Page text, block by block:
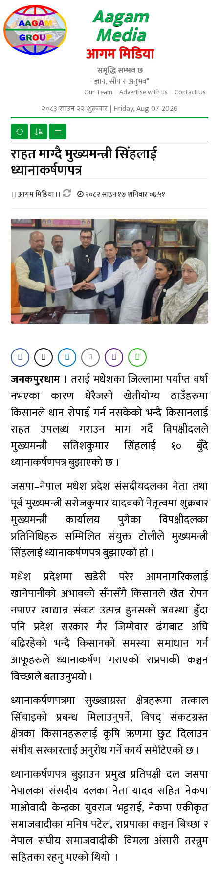
Aagam
Media
आगम मिडिया
समृद्धि सम्भव छ
"ज्ञान, सीप र अनुभव"
Our Team Advertise with us Contact Us
२०८३ साउन २२ शुक्रवार| Friday, Aug 07 2026
राहत माग्दै मुख्यमन्त्री सिंहलाई
ध्यानाकर्षणपत्र
।। आगम मिडिया ।। २०८२ साउन १७ शनिवार ०६:५१
जनकपुरधाम । तराई मधेशका जिल्लामा पर्याप्त वर्षा
नभएका कारण धेरैजसो खेतीयोग्य ठाउँहरुमा
किसानले धान रोपाइँ गर्न नसकेको भन्दै किसानलाई
राहत उपलब्ध गराउन माग गर्दै विपक्षीदलले
मुख्यमन्त्री सतिशकुमार सिंहलाई १० बुँदे
ध्यानाकर्षणपत्र बुझाएको छ ।
जसपा–नेपाल मधेश प्रदेश संसदीयदलका नेता तथा
पूर्व मुख्यमन्त्री सरोजकुमार यादवको नेतृत्वमा शुक्रबार
मुख्यमन्त्री कार्यालय पुगेका विपक्षीदलका
प्रतिनिधिहरु सम्मिलित संयुक्त टोलीले मुख्यमन्त्री
सिंहलाई ध्यानाकर्षणपत्र बुझाएको हो ।
मधेश प्रदेशमा खडेरी परेर आमनागरिकलाई
खानेपानीको अभावको सँगसँगै किसानले खेत रोपन
नपाएर खाद्यान्न संकट उत्पन्न हुनसक्ने अवस्था हुँदा
पनि प्रदेश सरकार गैर जिम्मेवार ढंगबाट अघि
बढिरहेको भन्दै किसानको समस्या समाधान गर्न
आफूहरुले ध्यानाकर्षण गराएको राप्रपाकी कञ्चन
विच्छाले बताउनुभयो ।
ध्यानाकर्षणपत्रमा सुख्खाग्रस्त क्षेत्रहरूमा तत्काल
सिँचाइको प्रबन्ध मिलाउनुपर्ने, विपद् संकटग्रस्त
क्षेत्रका किसानहरूलाई कृषि ऋणमा छुट दिलाउन
संघीय सरकारलाई अनुरोध गर्ने कार्य समेटिएको छ ।
ध्यानाकर्षणपत्र बुझाउन प्रमुख प्रतिपक्षी दल जसपा
नेपालका संसदीय दलका नेता यादव सहित नेकपा
माओवादी केन्द्रका युवराज भट्टराई, नेकपा एकीकृत
समाजवादीका मनिष पटेल, राप्रपाका कञ्चन बिच्छा र
नेपाल संघीय समाजवादीकी विमला अंसारी तरन्नुम
सहितका रहनु भएको थियो ।